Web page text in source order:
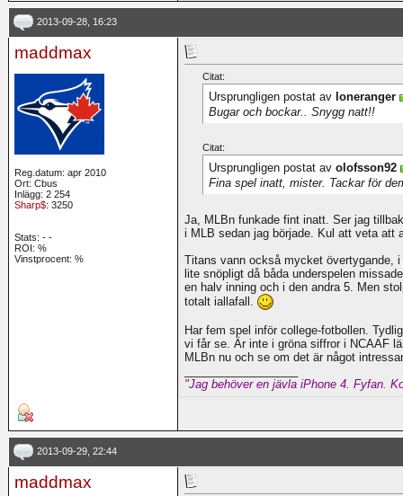
2013-09-28, 16:23
maddmax
Reg.datum: apr 2010
Ort: Cbus
Inlägg: 2 254
Sharp$: 3250
Stats: - -
ROI: %
Vinstprocent: %
Citat:
Ursprungligen postat av loneranger
Bugar och bockar.. Snygg natt!!
Citat:
Ursprungligen postat av olofsson92
Fina spel inatt, mister. Tackar för
Ja, MLBn funkade fint inatt. Ser jag
i MLB sedan jag började. Kul att veta att
Titans vann också mycket övertygande,
lite snöpligt då båda underspelen
en halv inning och i den andra 5. Men
totalt iallafall.
Har fem spel inför college-fotbollen.
vi får se. Är inte i gröna siffror i NCAAF
MLBn nu och se om det är något
"Jag behöver en jävla iPhone 4. Fyfan.
2013-09-29, 22:44
maddmax